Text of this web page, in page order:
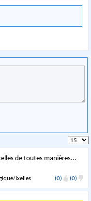
de toutes manières...
Ixelles (0) (0)